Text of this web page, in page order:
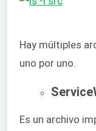
Hay múltiples
uno por uno.
Es un archivo